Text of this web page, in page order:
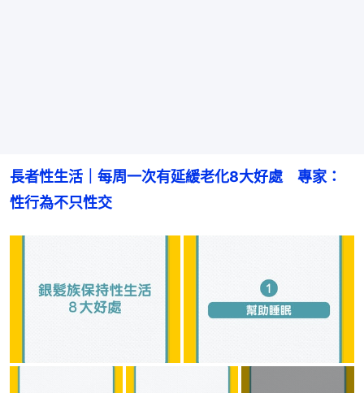
長者性生活｜每周一次有延緩老化8大好處　專家：
性行為不只性交